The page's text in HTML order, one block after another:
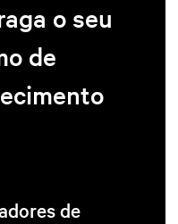
o seu
de
de